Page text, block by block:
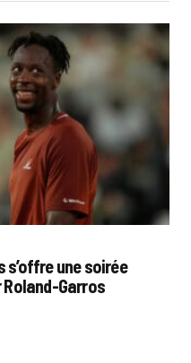
s’offre une soirée
Garros